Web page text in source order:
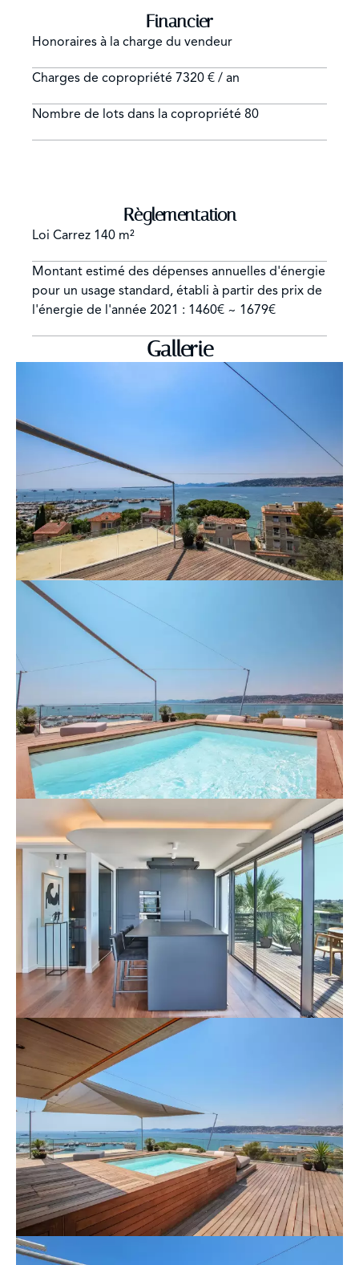
Financier
Honoraires à la charge du vendeur
Charges de copropriété 7320 € / an
Nombre de lots dans la copropriété 80
Règlementation
Loi Carrez 140 m²
Montant estimé des dépenses annuelles d'énergie
pour un usage standard, établi à partir des prix de
l'énergie de l'année 2021 : 1460€ ~ 1679€
Gallerie